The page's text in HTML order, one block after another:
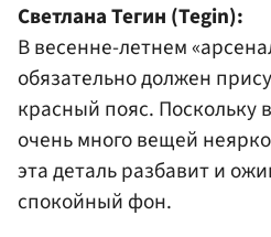
Светлана Тегин (Tegin):
В весенне-летнем
обязательно должен
красный пояс. Поскольку
очень много вещей
эта деталь разбавит и
спокойный фон.